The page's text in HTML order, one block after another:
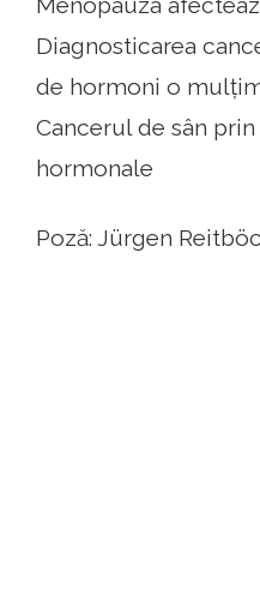
Diagnosticarea
de hormoni o
Cancerul de sân
hormonale
Poză: Jürgen